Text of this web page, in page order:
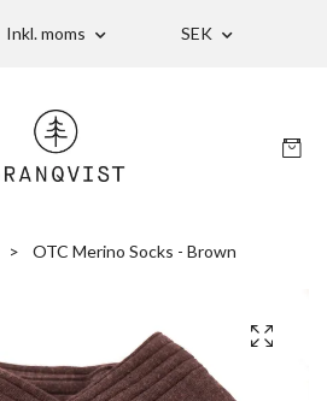
Inkl. moms SEK
OTC Merino Socks - Brown